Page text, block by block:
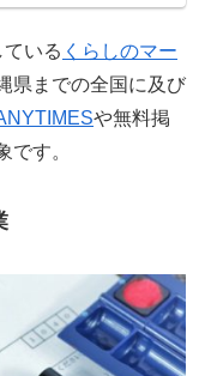
いる くらしのマー
県までの全国に及び
や無料掲
です。